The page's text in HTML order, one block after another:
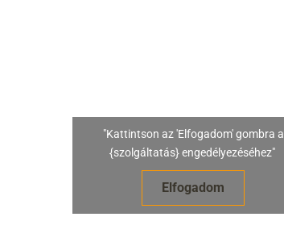
"Kattintson az 'Elfogadom' gombra a
{szolgáltatás} engedélyezéséhez"
Elfogadom